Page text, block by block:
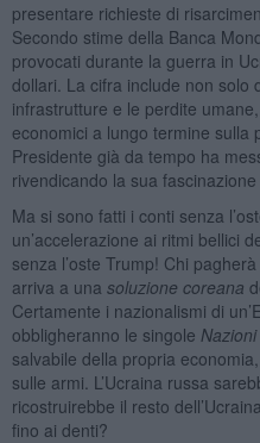
presentare richieste di
Secondo stime della Banca
provocati durante la guerra in
dollari. La cifra include non solo
infrastrutture e le perdite
economici a lungo termine sulla
Presidente già da tempo ha
rivendicando la sua fascinazione
Ma si sono fatti i conti senza
un’accelerazione ai ritmi bellici
senza l’oste Trump! Chi
arriva a una soluzione coreana
Certamente i nazionalismi di
obbligheranno le singole Nazioni
salvabile della propria
sulle armi. L’Ucraina russa
ricostruirebbe il resto
fino ai denti?